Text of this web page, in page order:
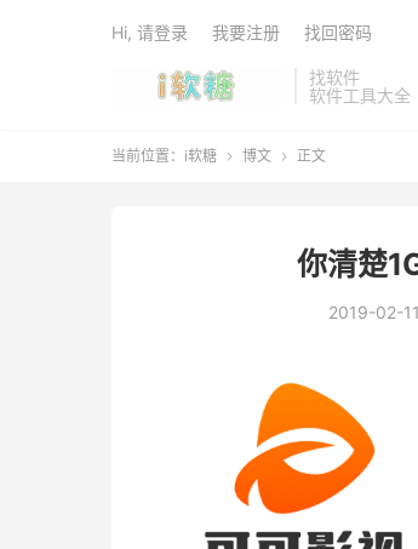
找软件
软件工具大全
Hi, 请登录 我要注册 找回密码
当前位置： i软糖  博文  正文
你清楚
2019-02-11